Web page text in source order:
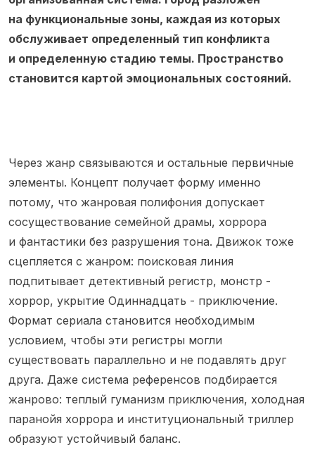
на функциональные зоны, каждая из которых
обслуживает определенный тип конфликта
и определенную стадию темы. Пространство
становится картой эмоциональных состояний.
Через жанр связываются и остальные первичные
элементы. Концепт получает форму именно
потому, что жанровая полифония допускает
сосуществование семейной драмы, хоррора
и фантастики без разрушения тона. Движок тоже
сцепляется с жанром: поисковая линия
подпитывает детективный регистр, монстр -
хоррор, укрытие Одиннадцать - приключение.
Формат сериала становится необходимым
условием, чтобы эти регистры могли
существовать параллельно и не подавлять друг
друга. Даже система референсов подбирается
жанрово: теплый гуманизм приключения, холодная
паранойя хоррора и институциональный триллер
образуют устойчивый баланс.